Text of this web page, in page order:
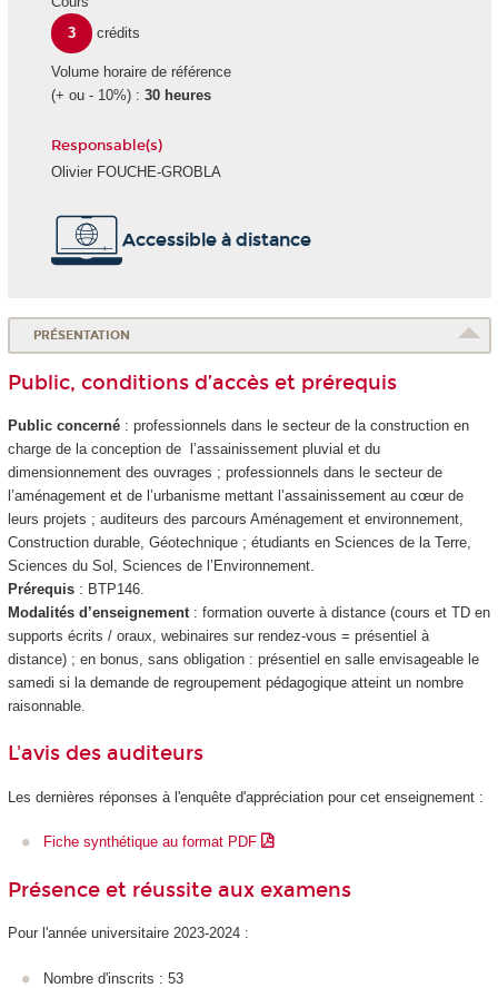
3
crédits
Volume horaire de référence
(+ ou - 10%) : 30 heures
Responsable(s)
Olivier FOUCHE-GROBLA
Accessible à distance
PRÉSENTATION
Public, conditions d’accès et prérequis
Public concerné: professionnels dans le secteur de la construction en
charge de la conception de l’assainissement pluvial et du
dimensionnement des ouvrages ; professionnels dans le secteur de
l’aménagement et de l’urbanisme mettant l’assainissement au cœur de
leurs projets ; auditeurs des parcours Aménagement et environnement,
Construction durable, Géotechnique ; étudiants en Sciences de la Terre,
Sciences du Sol, Sciences de l’Environnement.
Prérequis: BTP146.
Modalités d’enseignement: formation ouverte à distance (cours et TD en
supports écrits / oraux, webinaires sur rendez-vous = présentiel à
distance) ; en bonus, sans obligation : présentiel en salle envisageable le
samedi si la demande de regroupement pédagogique atteint un nombre
raisonnable.
L'avis des auditeurs
Les dernières réponses à l'enquête d'appréciation pour cet enseignement :
Fiche synthétique au format PDF
Présence et réussite aux examens
Pour l'année universitaire 2023-2024 :
Nombre d'inscrits : 53